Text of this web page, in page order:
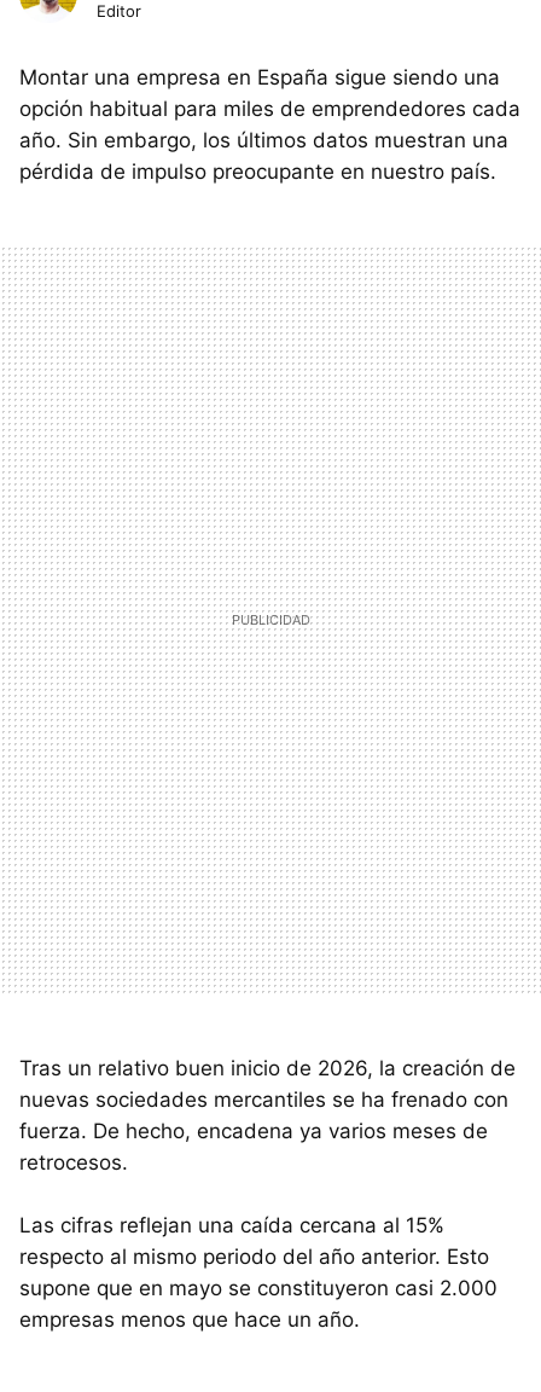
Editor
Montar una empresa en España sigue siendo una
opción habitual para miles de emprendedores cada
año. Sin embargo, los últimos datos muestran una
pérdida de impulso preocupante en nuestro país.
Tras un relativo buen inicio de 2026, la creación de
nuevas sociedades mercantiles se ha frenado con
fuerza. De hecho, encadena ya varios meses de
retrocesos.
Las cifras reflejan una caída cercana al 15%
respecto al mismo periodo del año anterior. Esto
supone que en mayo se constituyeron casi 2.000
empresas menos que hace un año.